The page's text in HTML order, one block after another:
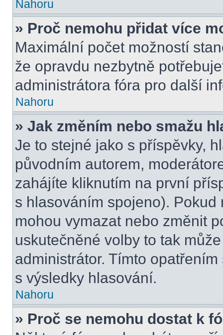
Nahoru
» Proč nemohu přidat více
Maximální počet možností
že opravdu nezbytně
administrátora fóra pro další
Nahoru
» Jak změním nebo smažu
Je to stejné jako s příspěvky,
původním autorem,
zahájíte kliknutím na první
s hlasováním spojeno).
mohou vymazat nebo změnit
uskutečněné volby to tak
administrátor. Tímto
s výsledky hlasování.
Nahoru
» Proč se nemohu dostat k